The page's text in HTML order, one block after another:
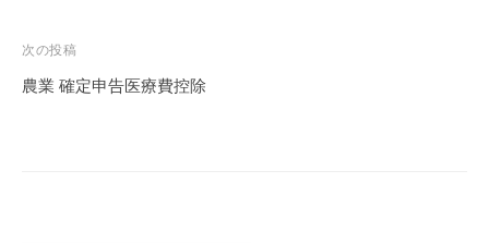
ビ
ゲ
次の投稿
農業 確定申告医療費控除